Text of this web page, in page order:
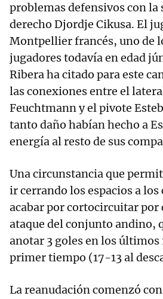
problemas defensivos con la
derecho Djordje Cikusa. El
Montpellier francés, uno de
jugadores todavía en edad
Ribera ha citado para este
las conexiones entre el
Feuchtmann y el pivote
tanto daño habían hecho a
energía al resto de sus
Una circunstancia que
ir cerrando los espacios a
acabar por cortocircuitar por
ataque del conjunto andino,
anotar 3 goles en los
primer tiempo (17-13 al
La reanudación comenzó